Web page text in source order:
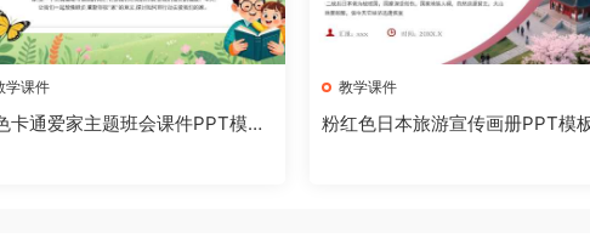
学课件
卡通爱家主题班会课件PPT模板
教学课件
粉红色日本旅游宣传画册PPT模